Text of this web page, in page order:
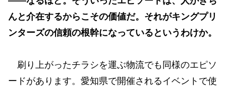
んと介在するからこその価値だ。それがキングプリ
ンターズの信頼の根幹になっているというわけか。
刷り上がったチラシを運ぶ物流でも同様のエピソ
ードがあります。愛知県で開催されるイベントで使